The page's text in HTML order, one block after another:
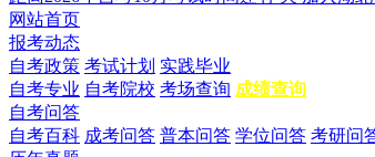
网站首页
报考动态
自考政策 考试计划 实践毕业
自考专业 自考院校 考场查询 成绩查询
自考问答
自考百科 成考问答 普本问答 学位问答 考研问